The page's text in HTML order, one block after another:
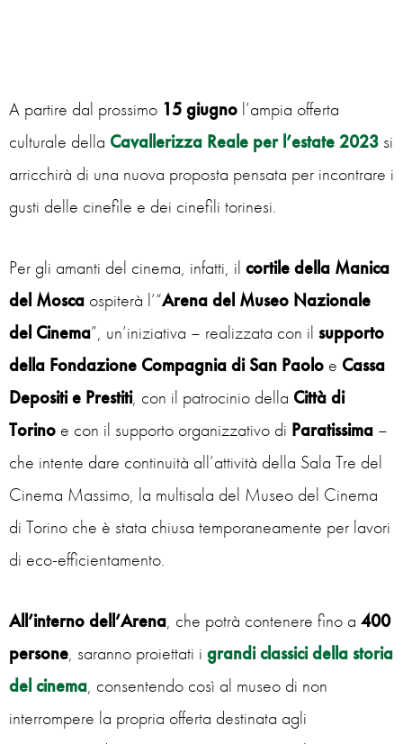
A partire dal prossimo 15 giugno l’ampia offerta
culturale della Cavallerizza Reale per l’estate 2023 si
arricchirà di una nuova proposta pensata per incontrare i
gusti delle cinefile e dei cinefili torinesi.
Per gli amanti del cinema, infatti, il cortile della Manica
del Mosca ospiterà l’“Arena del Museo Nazionale
del Cinema”, un’iniziativa – realizzata con il supporto
della Fondazione Compagnia di San Paolo e Cassa
Depositi e Prestiti, con il patrocinio della Città di
Torino e con il supporto organizzativo di Paratissima –
che intente dare continuità all’attività della Sala Tre del
Cinema Massimo, la multisala del Museo del Cinema
di Torino che è stata chiusa temporaneamente per lavori
di eco-efficientamento.
All’interno dell’Arena, che potrà contenere fino a 400
persone, saranno proiettati i grandi classici della storia
del cinema, consentendo così al museo di non
interrompere la propria offerta destinata agli